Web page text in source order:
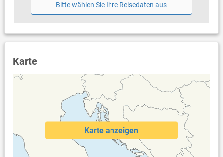
Bitte wählen Sie Ihre Reisedaten aus
Karte
Karte anzeigen